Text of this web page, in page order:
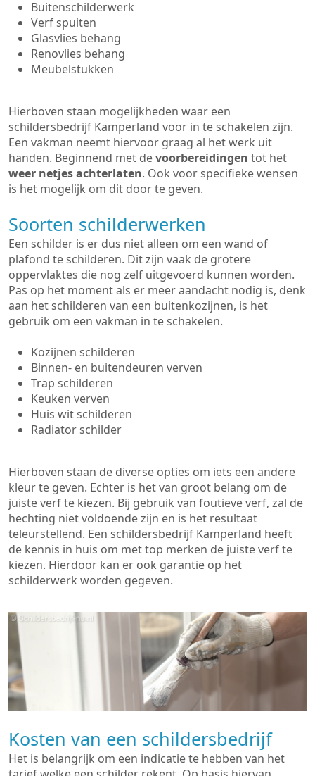
Buitenschilderwerk
Verf spuiten
Glasvlies behang
Renovlies behang
Meubelstukken
Hierboven staan mogelijkheden waar een
schildersbedrijf Kamperland voor in te schakelen zijn.
Een vakman neemt hiervoor graag al het werk uit
handen. Beginnend met devoorbereidingen tot het
weer netjes achterlaten. Ook voor specifieke wensen
is het mogelijk om dit door te geven.
Soorten schilderwerken
Een schilder is er dus niet alleen om een wand of
plafond te schilderen. Dit zijn vaak de grotere
oppervlaktes die nog zelf uitgevoerd kunnen worden.
Pas op het moment als er meer aandacht nodig is, denk
aan het schilderen van een buitenkozijnen, is het
gebruik om een vakman in te schakelen.
Kozijnen schilderen
Binnen- en buitendeuren verven
Trap schilderen
Keuken verven
Huis wit schilderen
Radiator schilder
Hierboven staan de diverse opties om iets een andere
kleur te geven. Echter is het van groot belang om de
juiste verf te kiezen. Bij gebruik van foutieve verf, zal de
hechting niet voldoende zijn en is het resultaat
teleurstellend. Een schildersbedrijf Kamperland heeft
de kennis in huis om met top merken de juiste verf te
kiezen. Hierdoor kan er ook garantie op het
schilderwerk worden gegeven.
Kosten van een schildersbedrijf
Het is belangrijk om een indicatie te hebben van het